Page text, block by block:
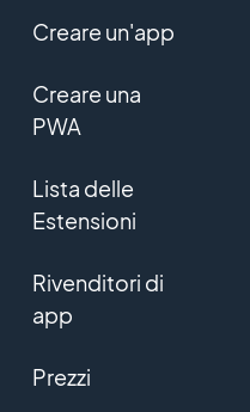
Creare un'app
Creare una
PWA
Lista delle
Estensioni
Rivenditori di
app
Prezzi